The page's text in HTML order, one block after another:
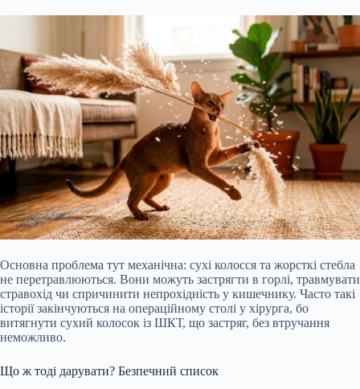
Основна проблема тут механічна: сухі колосся та жорсткі стебла
не перетравлюються. Вони можуть застрягти в горлі, травмувати
стравохід чи спричинити непрохідність у кишечнику. Часто такі
історії закінчуються на операційному столі у хірурга, бо
витягнути сухий колосок із ШКТ, що застряг, без втручання
неможливо.
Що ж тоді дарувати? Безпечний список